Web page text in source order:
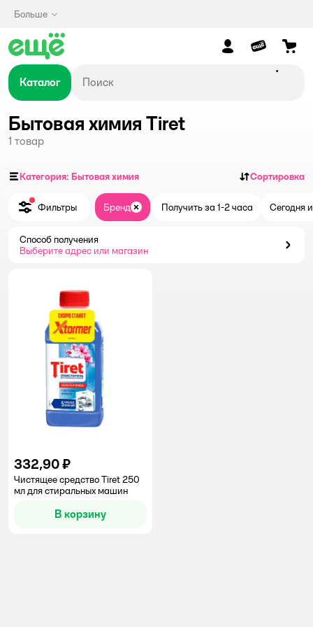
Больше
Каталог
Бытовая химия Tiret
1 товар
Категория: Бытовая химия Сортировка
Фильтры Бренд ЗакрытьПолучить за 1-2 часа Сегодня
Способ получения
Выберите адрес или магазин
332,90 ₽
Чистящее средство Tiret 250
мл для стиральных машин
В корзину